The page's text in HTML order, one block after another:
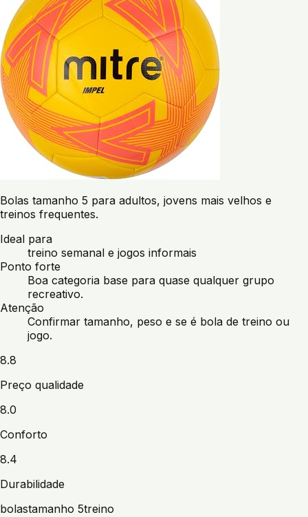
Bolas tamanho 5 para adultos, jovens mais velhos e
treinos frequentes.
Ideal para
treino semanal e jogos informais
Ponto forte
Boa categoria base para quase qualquer grupo
recreativo.
Atenção
Confirmar tamanho, peso e se é bola de treino ou
jogo.
8.8
Preço qualidade
8.0
Conforto
8.4
Durabilidade
bolastamanho 5treino